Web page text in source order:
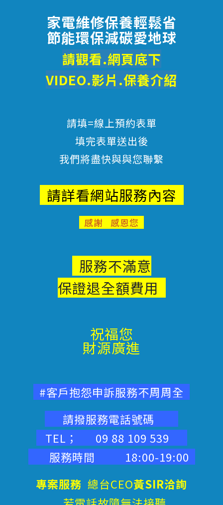
家電維修保養輕鬆省
節能環保減碳愛地球
請觀看.網頁底下
VIDEO.影片.保養介紹
請填=線上預約表單
填完表單送出後
我們將盡快與與您聯繫
請詳看網站服務內容
感謝 感恩您
服務不滿意
保證退全額費用
祝福您
財源廣進
#客戶抱怨申訴服務不周周全
請撥服務電話號碼
TEL； 09 88 109 539
服務時間 18:00-19:00
專案服務 總台CEO黃SIR洽詢